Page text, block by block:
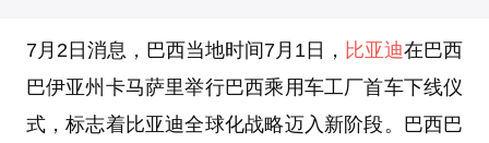
7月2日消息，巴西当地时间7月1日， 比亚迪在巴西
巴伊亚州卡马萨里举行巴西乘用车工厂首车下线仪
式，标志着比亚迪全球化战略迈入新阶段。巴西巴